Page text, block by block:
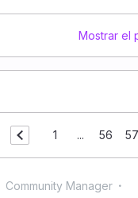
Mostrar el
1 ... 56 57
Community Manager